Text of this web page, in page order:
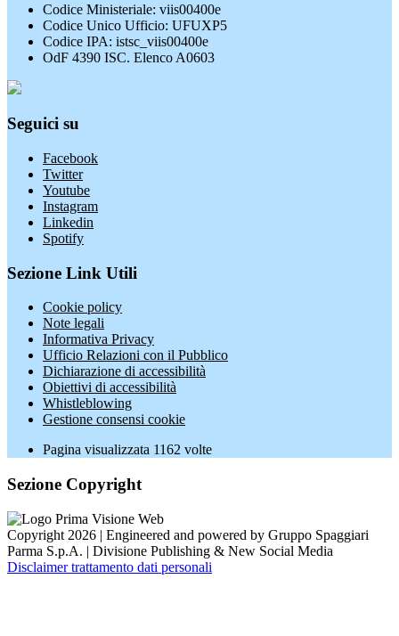
Codice Ministeriale: viis00400e
Codice Unico Ufficio: UFUXP5
Codice IPA: istsc_viis00400e
OdF 4390 ISC. Elenco A0603
Seguici su
Facebook
Twitter
Youtube
Instagram
Linkedin
Spotify
Sezione Link Utili
Cookie policy
Note legali
Informativa Privacy
Ufficio Relazioni con il Pubblico
Dichiarazione di accessibilità
Obiettivi di accessibilità
Whistleblowing
Gestione consensi cookie
Pagina visualizzata 1162 volte
Sezione Copyright
Copyright 2026 | Engineered and powered by Gruppo Spaggiari
Parma S.p.A. | Divisione Publishing & New Social Media
Disclaimer trattamento dati personali